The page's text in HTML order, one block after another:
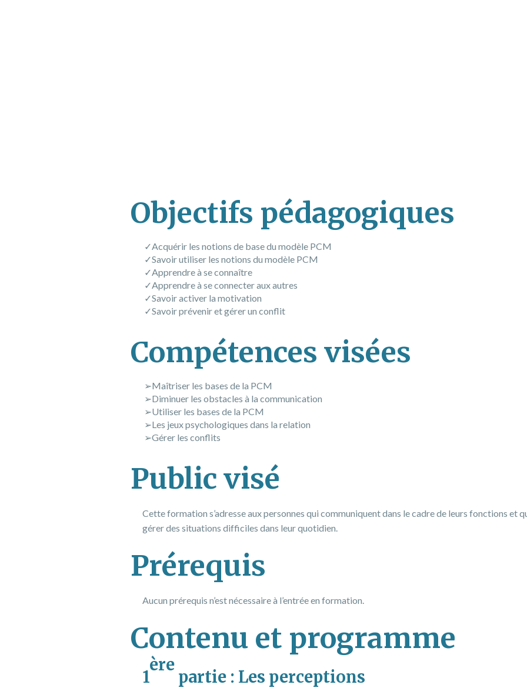
Objectifs pédagogiques
Acquérir les notions de base du modèle PCM
Savoir utiliser les notions du modèle PCM
Apprendre à se connaître
Apprendre à se connecter aux autres
Savoir activer la motivation
Savoir prévenir et gérer un conflit
Compétences visées
Maîtriser les bases de la PCM
Diminuer les obstacles à la communication
Utiliser les bases de la PCM
Les jeux psychologiques dans la relation
Gérer les conflits
Public visé
Cette formation s’adresse aux personnes qui communiquent dans le cadre de leurs fonctions et
gérer des situations difficiles dans leur quotidien.
Prérequis
Aucun prérequis n’est nécessaire à l’entrée en formation.
Contenu et programme
1
ère
partie : Les perceptions